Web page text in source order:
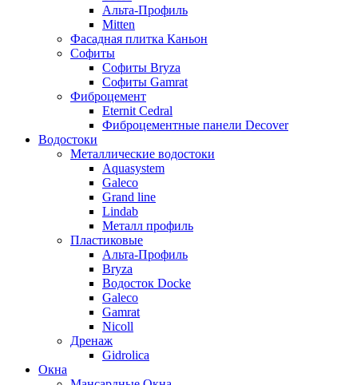
Альта-Профиль
Mitten
Фасадная плитка Каньон
Софиты
Софиты Bryza
Софиты Gamrat
Фиброцемент
Eternit Cedral
Фиброцементные панели Decover
Водостоки
Металлические водостоки
Aquasystem
Galeco
Grand line
Lindab
Металл профиль
Пластиковые
Альта-Профиль
Bryza
Водосток Docke
Galeco
Gamrat
Nicoll
Дренаж
Gidrolica
Окна